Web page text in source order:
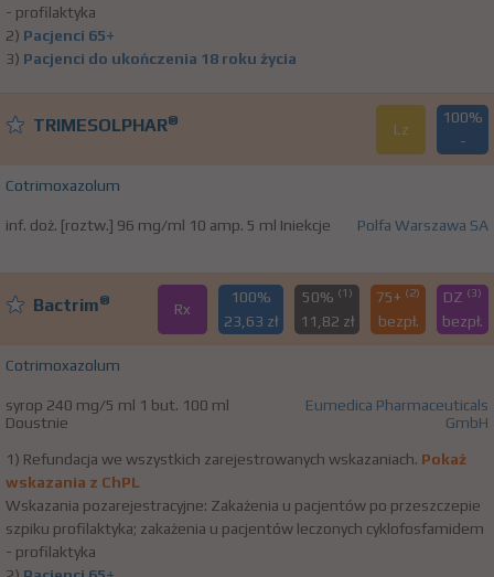
- profilaktyka
2) Pacjenci 65+
3) Pacjenci do ukończenia 18 roku życia
TRIMESOLPHAR® Lz
100%
-
Cotrimoxazolum
inf. doż. [roztw.] 96 mg/ml 10 amp. 5 ml Iniekcje Polfa Warszawa SA
Bactrim® Rx
100%
23,63 zł
50% (1)
11,82 zł
75+ (2)
bezpł.
DZ (3)
bezpł.
Cotrimoxazolum
syrop 240 mg/5 ml 1 but. 100 ml
Doustnie
Eumedica Pharmaceuticals
GmbH
1) Refundacja we wszystkich zarejestrowanych wskazaniach. Pokaż
wskazania z ChPL
Wskazania pozarejestracyjne: Zakażenia u pacjentów po przeszczepie
szpiku profilaktyka; zakażenia u pacjentów leczonych cyklofosfamidem
- profilaktyka